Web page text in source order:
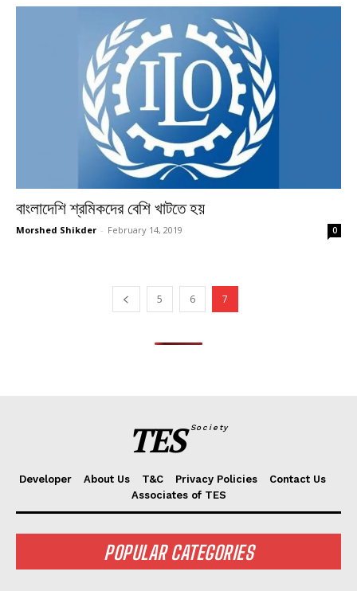
বাংলাদেশি শ্রমিকদের বেশি খাটতে হয়
Morshed Shikder - February 14, 2019 0
5 6 7
TES Society
Developer About Us T&C Privacy Policies
Contact Us
Associates of TES
POPULAR CATEGORIES